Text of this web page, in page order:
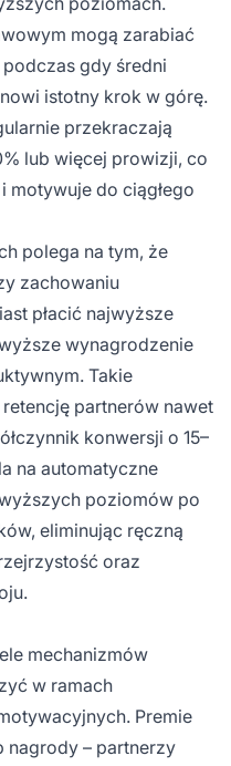
mogą zarabiać
gdy średni
istotny krok w górę.
przekraczają
lub więcej prowizji, co
motywuje do ciągłego
polega na tym, że
zachowaniu
płacić najwyższe
wynagrodzenie
Takie
partnerów nawet
konwersji o 15–
na automatyczne
poziomów po
eliminując ręczną
oraz
mechanizmów
w ramach
Premie
– partnerzy